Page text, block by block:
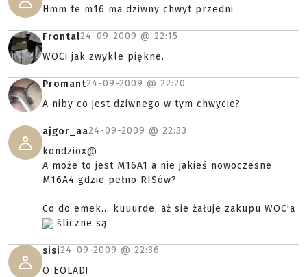
Hmm te m16 ma dziwny chwyt przedni
Frontal24-09-2009 @ 22:15
WOCi jak zwykle piękne.
Promant24-09-2009 @ 22:20
A niby co jest dziwnego w tym chwycie?
ajgor_aa24-09-2009 @ 22:33
kondziox@
A może to jest M16A1 a nie jakieś nowoczesne
M16A4 gdzie pełno RISów?
Co do emek... kuuurde, aż sie żałuje zakupu WOC'a
śliczne są
sisi24-09-2009 @ 22:36
O EOLAD!